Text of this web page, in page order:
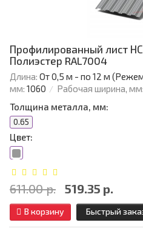
Профилированный лист
Полиэстер RAL7004
Длина: От 0,5 м - по 12 м
мм: 1060 Рабочая ширина, мм:
Толщина металла, мм:
0.65
Цвет:
611.00 р. 519.35 р.
В корзину Быстрый